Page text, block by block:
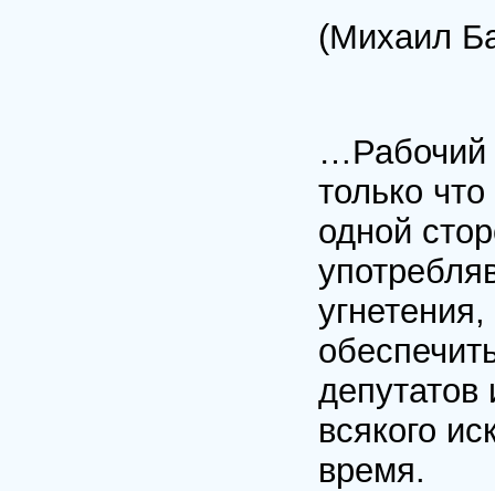
(Михаил
…Рабочий
только
одной
депутатов
всякого
время.